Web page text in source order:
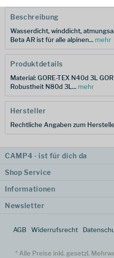
Beschreibung
Wasserdicht, winddicht,
Beta AR ist für alle alpinen... mehr
Produktdetails
Material: GORE-TEX N40d 3L
Robustheit N80d 3L... mehr
Hersteller
Rechtliche Angaben zum
CAMP4 - ist für dich da
Shop Service
Informationen
Newsletter
AGB Widerrufsrecht
* Alle Preise inkl. gesetzl.